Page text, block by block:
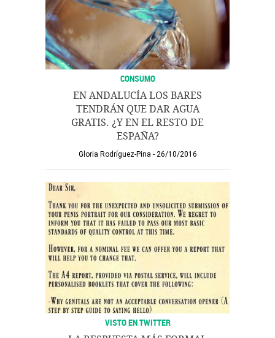
CONSUMO
EN ANDALUCÍA LOS BARES
TENDRÁN QUE DAR AGUA
GRATIS. ¿Y EN EL RESTO DE
ESPAÑA?
Gloria Rodríguez-Pina 26/10/2016
VISTO EN TWITTER